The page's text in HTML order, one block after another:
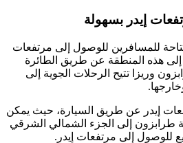
إيدر بسهولة
للمسافرين للوصول إلى مرتفعات
هذه المنطقة عن طريق الطائرة
وريزا تتيح الرحلات الجوية إلى
إيدر عن طريق السيارة، حيث يمكن
طرابزون إلى الجزء الشمالي الشرقي
للوصول إلى مرتفعات إيدر.